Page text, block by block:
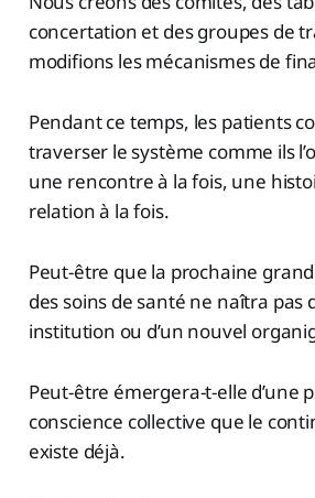
concertation et des groupes de
modifions les mécanismes de
Pendant ce temps, les patients
traverser le système comme ils
une rencontre à la fois, une
relation à la fois.
Peut-être que la prochaine
des soins de santé ne naîtra pas
institution ou d’un nouvel
Peut-être émergera-t-elle d’une
conscience collective que le
existe déjà.